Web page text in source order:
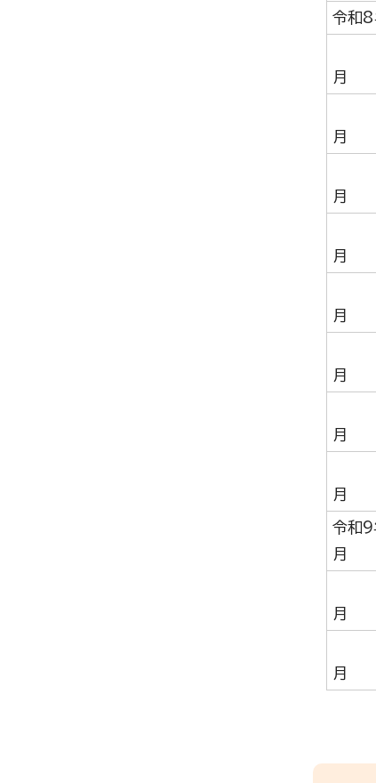
令和
月
月
月
月
月
月
月
月
令和
月
月